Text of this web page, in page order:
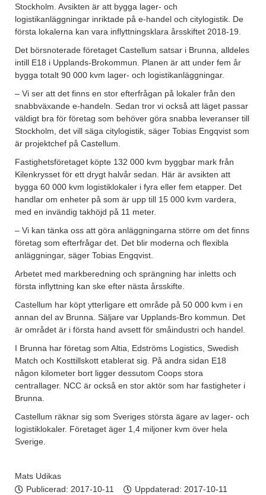
Stockholm. Avsikten är att bygga lager- och
logistikanläggningar inriktade på e-handel och citylogistik. De
första lokalerna kan vara inflyttningsklara årsskiftet 2018-19.
Det börsnoterade företaget Castellum satsar i Brunna, alldeles
intill E18 i Upplands-Brokommun. Planen är att under fem år
bygga totalt 90 000 kvm lager- och logistikanläggningar.
– Vi ser att det finns en stor efterfrågan på lokaler från den
snabbväxande e-handeln. Sedan tror vi också att läget passar
väldigt bra för företag som behöver göra snabba leveranser till
Stockholm, det vill säga citylogistik, säger Tobias Engqvist som
är projektchef på Castellum.
Fastighetsföretaget köpte 132 000 kvm byggbar mark från
Kilenkrysset för ett drygt halvår sedan. Här är avsikten att
bygga 60 000 kvm logistiklokaler i fyra eller fem etapper. Det
handlar om enheter på som är upp till 15 000 kvm vardera,
med en invändig takhöjd på 11 meter.
– Vi kan tänka oss att göra anläggningarna större om det finns
företag som efterfrågar det. Det blir moderna och flexibla
anläggningar, säger Tobias Engqvist.
Arbetet med markberedning och sprängning har inletts och
första inflyttning kan ske efter nästa årsskifte.
Castellum har köpt ytterligare ett område på 50 000 kvm i en
annan del av Brunna. Säljare var Upplands-Bro kommun. Det
är området är i första hand avsett för småindustri och handel.
I Brunna har företag som Altia, Edströms Logistics, Swedish
Match och Kosttillskott etablerat sig. På andra sidan E18
någon kilometer bort ligger dessutom Coops stora
centrallager. NCC är också en stor aktör som har fastigheter i
Brunna.
Castellum räknar sig som Sveriges största ägare av lager- och
logistiklokaler. Företaget äger 1,4 miljoner kvm över hela
Sverige.
Mats Udikas
Publicerad: 2017-10-11 Uppdaterad: 2017-10-11